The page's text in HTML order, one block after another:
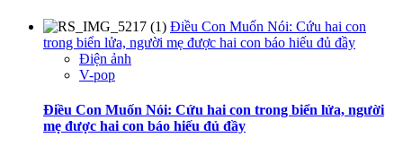
Điều Con Muốn Nói: Cứu hai con
trong biển lửa, người mẹ được hai con báo hiếu đủ đầy
Điện ảnh
V-pop
Điều Con Muốn Nói: Cứu hai con trong biển lửa, người
mẹ được hai con báo hiếu đủ đầy